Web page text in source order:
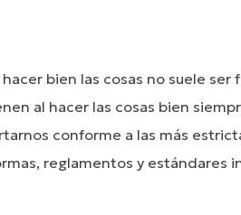
bien las cosas no suele
al hacer las cosas bien
conforme a las más
reglamentos y estándares